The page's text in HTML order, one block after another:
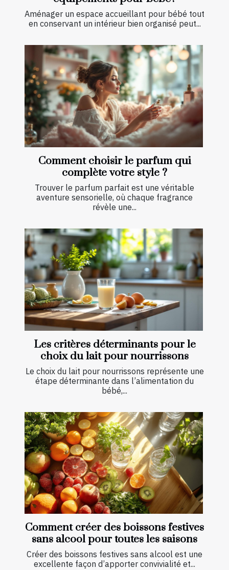
Aménager un espace accueillant pour bébé tout
en conservant un intérieur bien organisé peut...
Comment choisir le parfum qui
complète votre style ?
Trouver le parfum parfait est une véritable
aventure sensorielle, où chaque fragrance
révèle une...
Les critères déterminants pour le
choix du lait pour nourrissons
Le choix du lait pour nourrissons représente une
étape déterminante dans l’alimentation du
bébé,...
Comment créer des boissons festives
sans alcool pour toutes les saisons
Créer des boissons festives sans alcool est une
excellente façon d’apporter convivialité et...